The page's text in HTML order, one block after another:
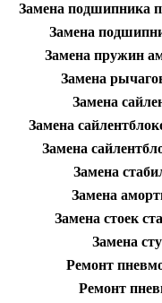
Замена подшипника
Замена
Замена пружин
Замена
Замена
Замена
Замена
Замена
Замена
Замена стоек
Замена
Ремонт
Ремонт